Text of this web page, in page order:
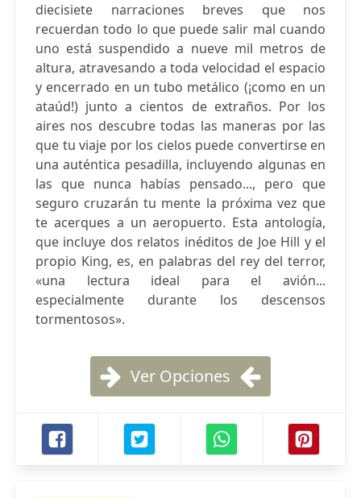
diecisiete narraciones breves que nos
recuerdan todo lo que puede salir mal cuando
uno está suspendido a nueve mil metros de
altura, atravesando a toda velocidad el espacio
y encerrado en un tubo metálico (¡como en un
ataúd!) junto a cientos de extraños. Por los
aires nos descubre todas las maneras por las
que tu viaje por los cielos puede convertirse en
una auténtica pesadilla, incluyendo algunas en
las que nunca habías pensado..., pero que
seguro cruzarán tu mente la próxima vez que
te acerques a un aeropuerto. Esta antología,
que incluye dos relatos inéditos de Joe Hill y el
propio King, es, en palabras del rey del terror,
«una lectura ideal para el avión...
especialmente durante los descensos
tormentosos».
Ver Opciones